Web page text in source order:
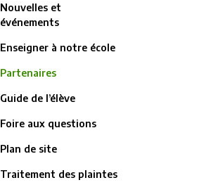
Nouvelles et
événements
Enseigner à notre école
Partenaires
Guide de l’élève
Foire aux questions
Plan de site
Traitement des plaintes